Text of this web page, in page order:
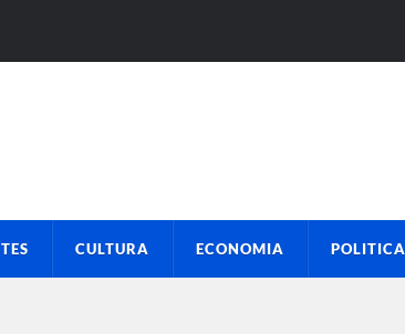
CULTURA ECONOMIA POLITICA